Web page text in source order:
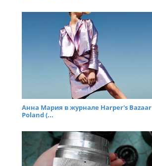
Анна Мария в журнале Harper's Bazaar
Poland (...